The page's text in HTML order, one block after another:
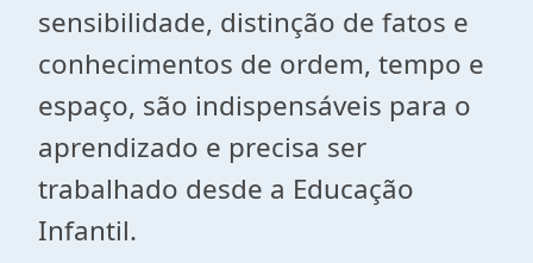
sensibilidade, distinção de fatos e
conhecimentos de ordem, tempo e
espaço, são indispensáveis para o
aprendizado e precisa ser
trabalhado desde a Educação
Infantil.